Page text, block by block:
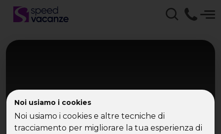
Noi usiamo i cookies
Noi usiamo i cookies e altre tecniche di
tracciamento per migliorare la tua esperienza di